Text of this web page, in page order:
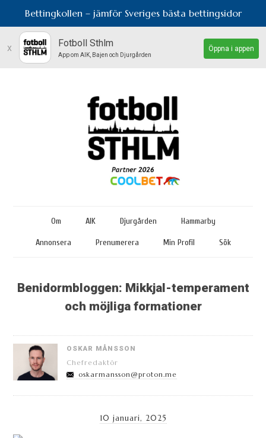
Bettingkollen – jämför Sveriges bästa bettingsidor
x Fotboll Sthlm
App om AIK, Bajen och Djurgården
Öppna i appen
Om AIK Djurgården Hammarby
Annonsera Prenumerera Min Profil Sök
Benidormbloggen: Mikkjal-temperament
och möjliga formationer
OSKAR MÅNSSON
Chefredaktör
oskarmansson@proton.me
10 januari, 2025